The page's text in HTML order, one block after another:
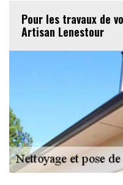
Pour les travaux de
Artisan Lenestour